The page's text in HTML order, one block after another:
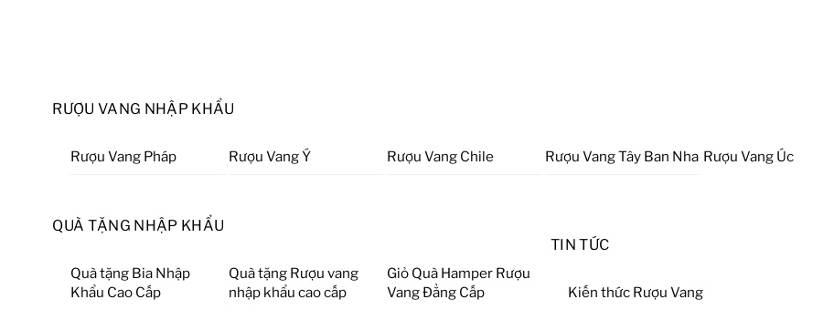
RƯỢU VANG NHẬP KHẨU
Rượu Vang Pháp Rượu Vang Ý Rượu Vang Chile Rượu Vang Tây Ban Nha Rượu Vang Úc
QUÀ TẶNG NHẬP KHẨU
Quà tặng Bia Nhập
Khẩu Cao Cấp
Quà tặng Rượu vang
nhập khẩu cao cấp
Giỏ Quà Hamper Rượu
Vang Đẳng Cấp
TIN TỨC
Kiến thức Rượu Vang